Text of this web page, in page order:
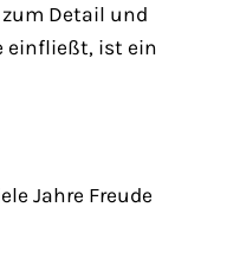
zum Detail und
einfließt, ist ein
Jahre Freude